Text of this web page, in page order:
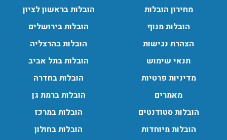
הובלות מנוף בפרדס חנה:
תכולת דירה שלמה עם מנוף.
עודכן לאחרונה: 24/02/2026, 10:42
מחירון הובלות
הובלות מנוף
הצהרת נגישות
תנאי שימוש
מדיניות פרטיות
מאמרים
הובלות סטודנטים
הובלות מיוחדות
הובלות בראשון לציון
הובלות בירושלים
הובלות בהרצליה
הובלות בתל אביב
הובלות בחדרה
הובלות ברמת גן
הובלות במרכז
הובלות בחולון